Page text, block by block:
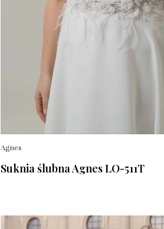
Agnes
Suknia ślubna Agnes LO-511T